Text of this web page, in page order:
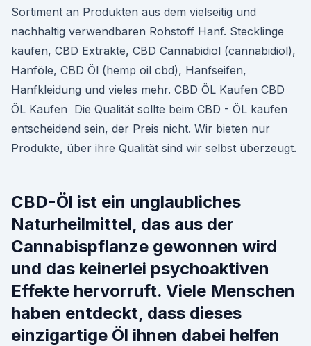
Sortiment an Produkten aus dem vielseitig und
nachhaltig verwendbaren Rohstoff Hanf. Stecklinge
kaufen, CBD Extrakte, CBD Cannabidiol (cannabidiol),
Hanföle, CBD Öl (hemp oil cbd), Hanfseifen,
Hanfkleidung und vieles mehr. CBD ÖL Kaufen CBD
ÖL Kaufen Die Qualität sollte beim CBD - ÖL kaufen
entscheidend sein, der Preis nicht. Wir bieten nur
Produkte, über ihre Qualität sind wir selbst überzeugt.
CBD-Öl ist ein unglaubliches
Naturheilmittel, das aus der
Cannabispflanze gewonnen wird
und das keinerlei psychoaktiven
Effekte hervorruft. Viele Menschen
haben entdeckt, dass dieses
einzigartige Öl ihnen dabei helfen